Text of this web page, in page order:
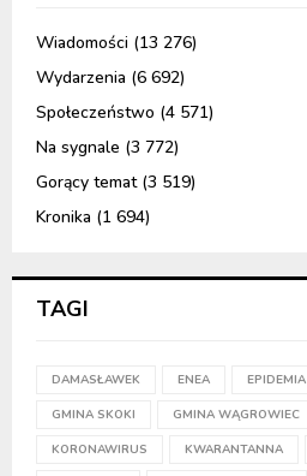
Wiadomości (13 276)
Wydarzenia (6 692)
Społeczeństwo (4 571)
Na sygnale (3 772)
Gorący temat(3 519)
Kronika (1 694)
TAGI
DAMASŁAWEK ENEA EPIDEMIA
GMINA SKOKI GMINA WĄGROWIEC
KORONAWIRUS KWARANTANNA